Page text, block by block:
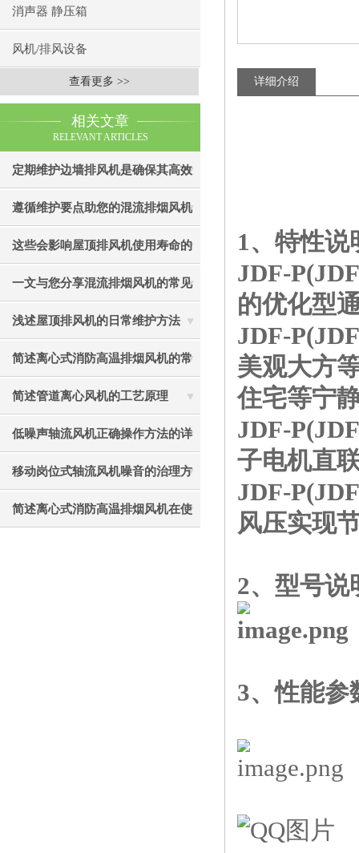
消声器 静压箱
风机/排风设备
查看更多 >>
相关文章
RELEVANT ARTICLES
定期维护边墙排风机是确保其高效
通风效果的关键
遵循维护要点助您的混流排烟风机
成为真正“风中卫士”
这些会影响屋顶排风机使用寿命的
因素您知道吗？
一文与您分享混流排烟风机的常见
故障相应解决方法
浅述屋顶排风机的日常维护方法
简述离心式消防高温排烟风机的常
见故障相应解决方法
简述管道离心风机的工艺原理
低噪声轴流风机正确操作方法的详
细说明
移动岗位式轴流风机噪音的治理方
法介绍
简述离心式消防高温排烟风机在使
详细介绍
1、特性说
JDF-
的优化型
JDF-
美观大方
住宅等宁
JDF-
子电机直
JDF-
风压实现
2、型号说
3、性能参